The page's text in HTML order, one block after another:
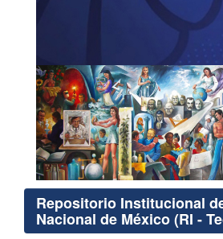
Repositorio Institucional
Nacional de México (RI -